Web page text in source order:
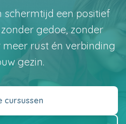
schermtijd een positief
gedoe, zonder
rust én verbinding
gezin.
cursussen